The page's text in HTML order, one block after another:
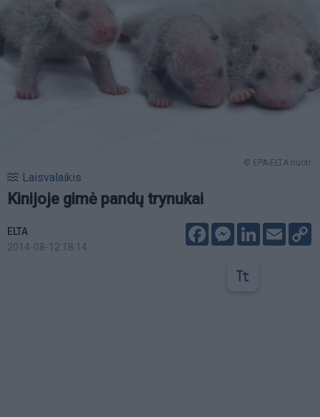
© EPA-ELTA nuotr.
Laisvalaikis
Kinijoje gimė pandų trynukai
ELTA
2014-08-12 18:14
FacebookMessenger
LinkedIn
Email